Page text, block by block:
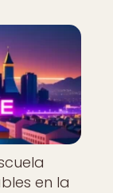
en la